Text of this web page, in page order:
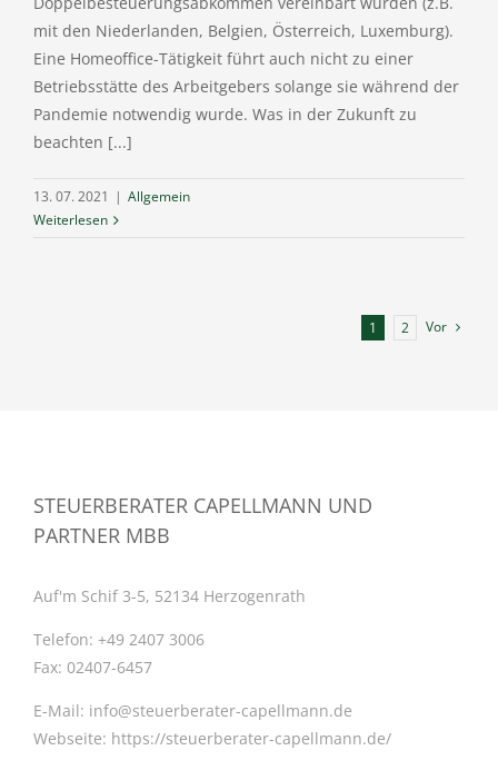
mit den Niederlanden, Belgien, Österreich, Luxemburg).
Eine Homeoffice-Tätigkeit führt auch nicht zu einer
Betriebsstätte des Arbeitgebers solange sie während der
Pandemie notwendig wurde. Was in der Zukunft zu
beachten [...]
13. 07. 2021 | Allgemein
Weiterlesen
1 2 Vor
STEUERBERATER CAPELLMANN UND
PARTNER MBB
Auf'm Schif 3-5, 52134 Herzogenrath
Telefon: +49 2407 3006
Fax: 02407-6457
E-Mail: info@steuerberater-capellmann.de
Webseite: https://steuerberater-capellmann.de/